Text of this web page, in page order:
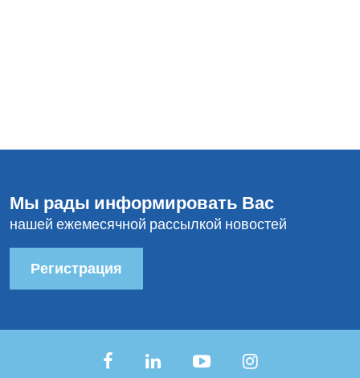
Мы рады информировать Вас
нашей ежемесячной рассылкой новостей
Регистрация